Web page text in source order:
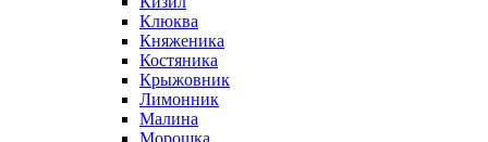
Клюква
Княженика
Костяника
Крыжовник
Лимонник
Малина
Морошка